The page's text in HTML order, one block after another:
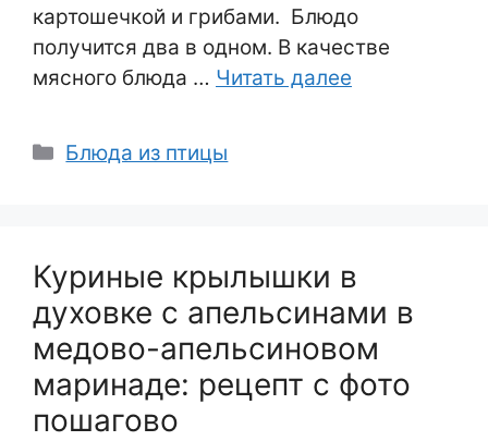
картошечкой и грибами. Блюдо
получится два в одном. В качестве
мясного блюда … Читать далее
Рубрики
Блюда из птицы
Куриные крылышки в
духовке с апельсинами в
медово-апельсиновом
маринаде: рецепт с фото
пошагово